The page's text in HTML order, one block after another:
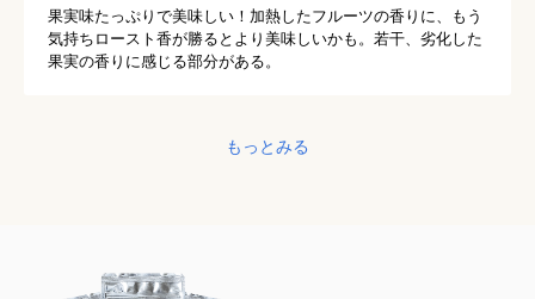
果実味たっぷりで美味しい！加熱したフルーツの香りに、もう
気持ちロースト香が勝るとより美味しいかも。若干、劣化した
果実の香りに感じる部分がある。
もっとみる